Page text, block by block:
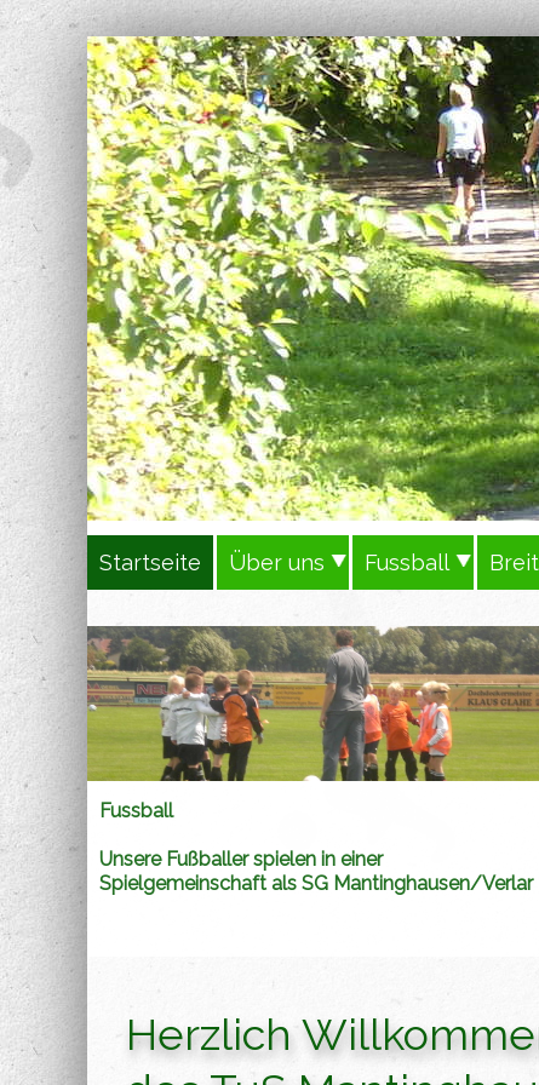
Startseite Über uns Fussball
Fussball
Unsere Fußballer spielen in einer
Spielgemeinschaft als SG Mantinghausen/Verlar
Herzlich